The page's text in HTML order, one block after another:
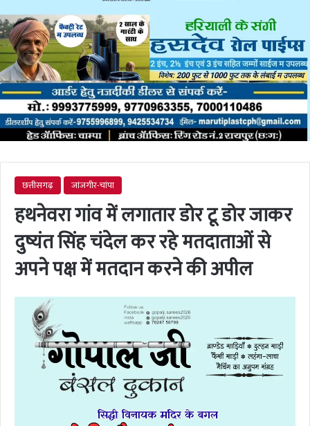
छत्तीसगढ़ जांजगीर-चांपा
हथनेवरा गांव में लगातार डोर टू डोर जाकर
दुष्यंत सिंह चंदेल कर रहे मतदाताओं से
अपने पक्ष में मतदान करने की अपील